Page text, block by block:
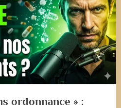
ordonnance » :